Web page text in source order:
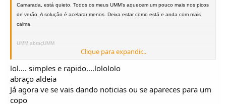
Camarada, está quieto. Todos os meus UMM's aquecem um pouco mais nos picos
de verão. A solução é acelarar menos. Deixa estar como está e anda com mais
calma.
UMM abraçUMM
Clique para expandir...
lol.... simples e rapido....lolololo
abraço aldeia
Já agora ve se vais dando noticias ou se apareces para um
copo